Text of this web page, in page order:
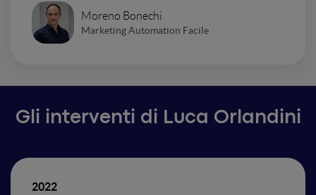
Moreno Bonechi
Marketing Automation Facile
Gli interventi di Luca Orlandini
2022